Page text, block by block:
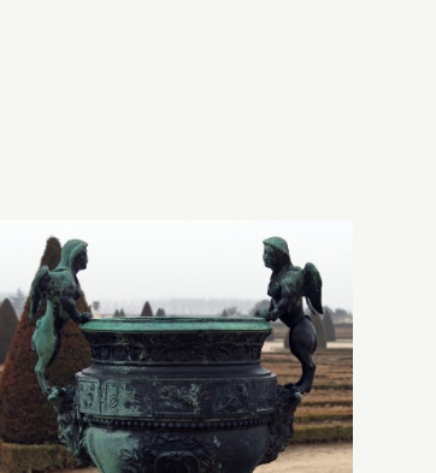
Exécuté en 1851 ou 1852
par Christophe-François
Calla pour le parterre du
Midi, d’après les vases de
Laurent Magnier et Jean-